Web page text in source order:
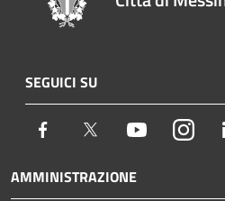
SEGUICI SU
Facebook Twitter Youtube
AMMINISTRAZIONE